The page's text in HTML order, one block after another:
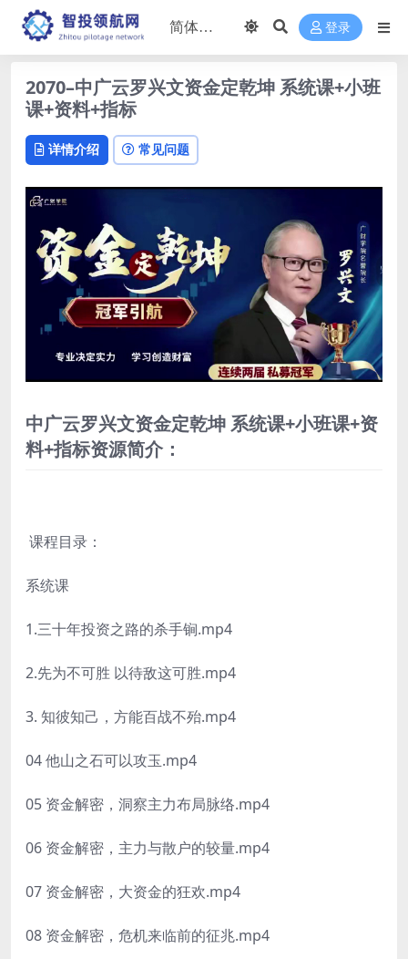
登录
2070–中广云罗兴文资金定乾坤 系统课+小班
课+资料+指标
详情介绍 常见问题
中广云罗兴文资金定乾坤 系统课+小班课+资
料+指标资源简介：
课程目录：
系统课
1.三十年投资之路的杀手锏.mp4
2.先为不可胜 以待敌这可胜.mp4
3. 知彼知己，方能百战不殆.mp4
04 他山之石可以攻玉.mp4
05 资金解密，洞察主力布局脉络.mp4
06 资金解密，主力与散户的较量.mp4
07 资金解密，大资金的狂欢.mp4
08 资金解密，危机来临前的征兆.mp4